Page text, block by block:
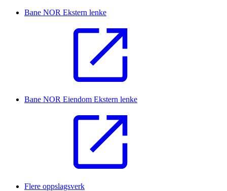
Bane NOR Ekstern lenke
Bane NOR Eiendom Ekstern lenke
Flere oppslagsverk